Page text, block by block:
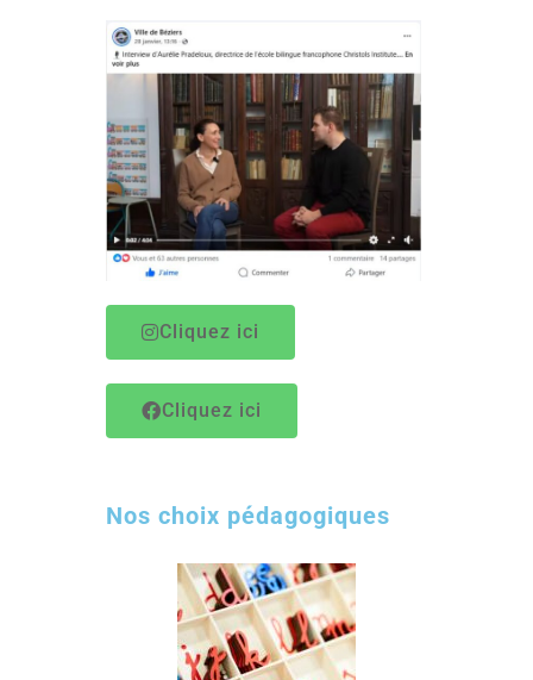
Cliquez ici
Cliquez ici
Nos choix pédagogiques